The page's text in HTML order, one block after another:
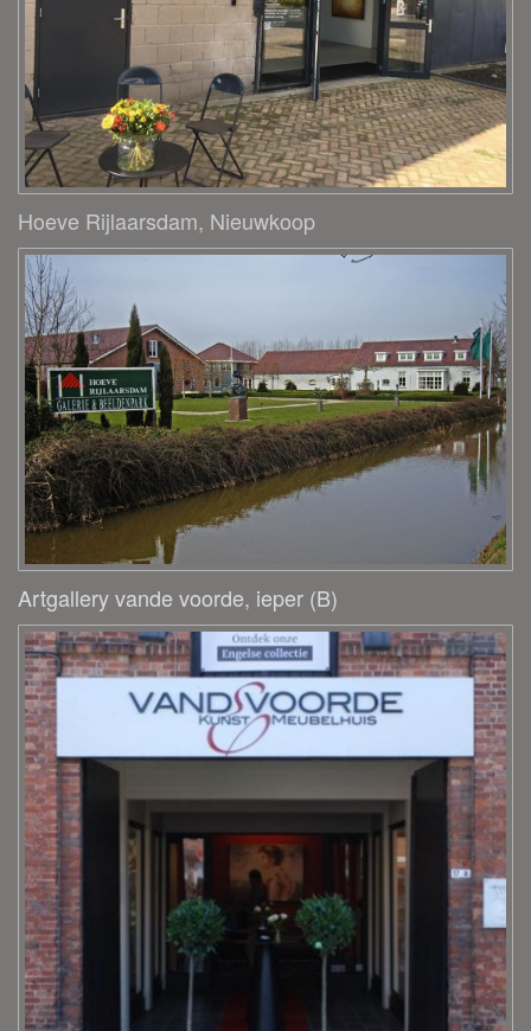
Hoeve Rijlaarsdam, Nieuwkoop
Artgallery vande voorde, ieper (B)